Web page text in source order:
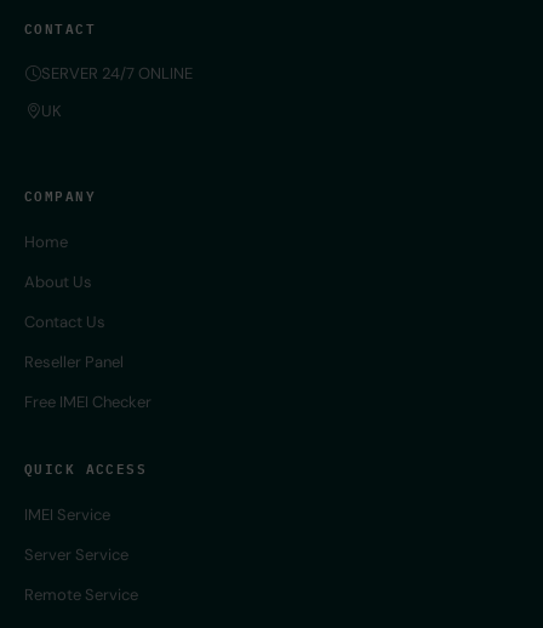
CONTACT
SERVER 24/7 ONLINE
UK
COMPANY
Home
About Us
Contact Us
Reseller Panel
Free IMEI Checker
QUICK ACCESS
IMEI Service
Server Service
Remote Service